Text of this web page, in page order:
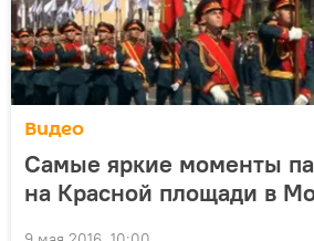
Видео
Самые яркие моменты
на Красной площади в